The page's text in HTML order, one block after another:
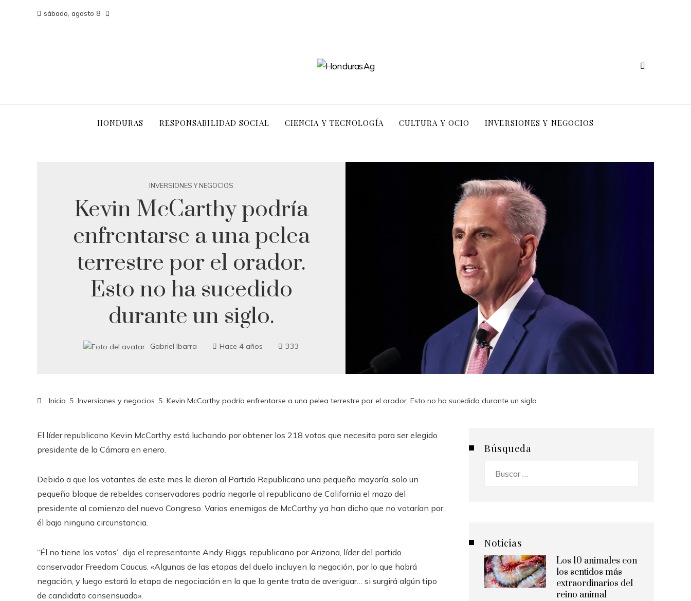
sábado, agosto 8
HONDURAS RESPONSABILIDAD SOCIAL CIENCIA Y TECNOLOGÍA CULTURA Y OCIO INVERSIONES Y NEGOCIOS
INVERSIONES Y NEGOCIOS
Kevin McCarthy podría
enfrentarse a una pelea
terrestre por el orador.
Esto no ha sucedido
durante un siglo.
Gabriel Ibarra Hace 4 años 333
Inicio Inversiones y negocios Kevin McCarthy podría enfrentarse a una pelea terrestre por el orador. Esto no ha sucedido durante un siglo.
El líder republicano Kevin McCarthy está luchando por obtener los 218 votos que necesita para ser elegido
presidente de la Cámara en enero.
Debido a que los votantes de este mes le dieron al Partido Republicano una pequeña mayoría, solo un
pequeño bloque de rebeldes conservadores podría negarle al republicano de California el mazo del
presidente al comienzo del nuevo Congreso. Varios enemigos de McCarthy ya han dicho que no votarían por
él bajo ninguna circunstancia.
“Él no tiene los votos”, dijo el representante Andy Biggs, republicano por Arizona, líder del partido
conservador Freedom Caucus. «Algunas de las etapas del duelo incluyen la negación, por lo que habrá
negación, y luego estará la etapa de negociación en la que la gente trata de averiguar… si surgirá algún tipo
de candidato consensuado».
Búsqueda
Noticias
Los 10 animales con
los sentidos más
extraordinarios del
reino animal